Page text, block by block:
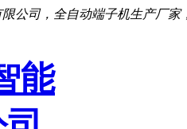
公司，全自动端子机生产厂家